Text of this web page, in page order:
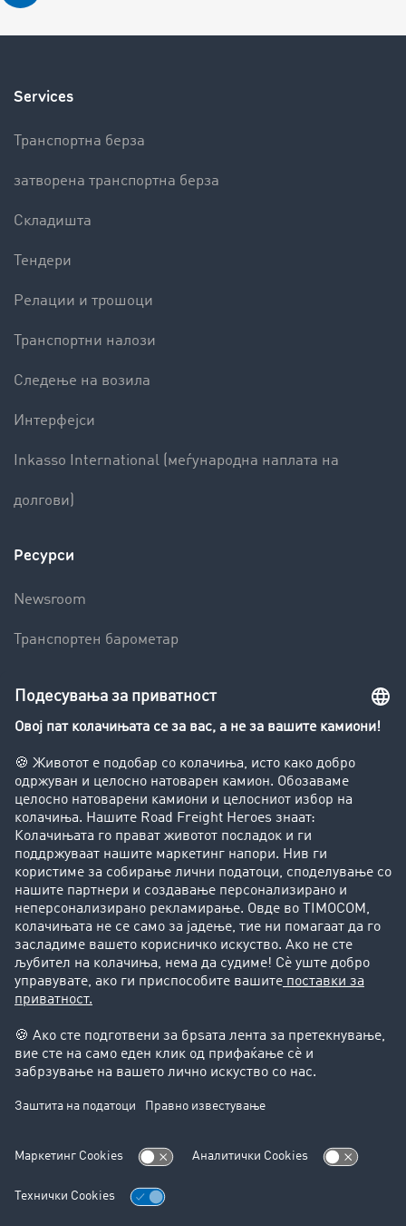
Services
Транспортна берза
затворена транспортна берза
Складишта
Тендери
Релации и трошоци
Транспортни налози
Следење на возила
Интерфејси
Inkasso International (меѓународна наплата на
долгови)
Ресурси
Newsroom
Транспортен барометар
Увид во транспортната берза
Забрани за возење на камиони
Фирма
Преку клиенти до нови клиенти
Успешни приказни
Поддршка
Поддршка
Правни прашања
Импресум
Општи услови на работење